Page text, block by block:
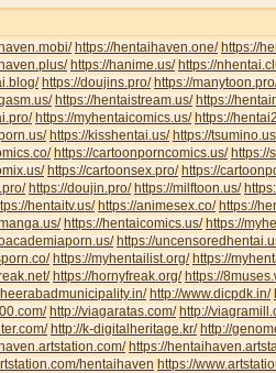
https://hentaihaven.one/ https://
https://hanime.us/ https://
https://doujins.pro/ https://
https://hentaistream.us/ https://
https://myhentaicomics.us/ https://
https://kisshentai.us/ https://
https://cartoonporncomics.us/ https://
https://cartoonsex.pro/ https://
https://doujin.pro/ https://milftoon.us/
hentaitv.us/ https://animesex.co/ https://
https://hentaicomics.us/ https://
https://
https://myhentailist.org/ https://
https://hornyfreak.org/ https://
http://www.dicpdk.in/
http://viagaratas.com/ http://
http://k-digitalheritage.kr/ http://
https://
hentaihaven https://